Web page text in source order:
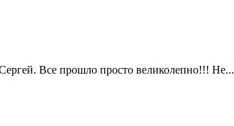
Все прошло просто великолепно!!! Не...